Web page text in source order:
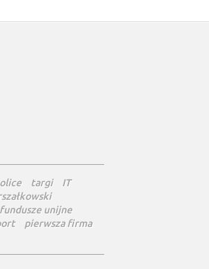
targi
IT
fundusze unijne
pierwsza firma